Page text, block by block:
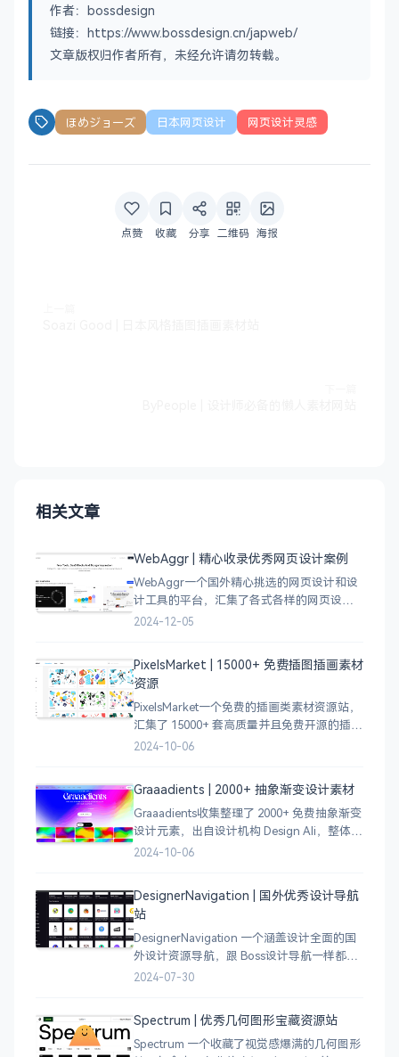
作者：bossdesign
链接：https://www.bossdesign.cn/japweb/
文章版权归作者所有，未经允许请勿转载。
ほめジョーズ 日本网页设计 网页设计灵感
点赞 收藏 分享 二维码 海报
相关文章
WebAggr | 精心收录优秀网页设计案例
WebAggr一个国外精心挑选的网页设计和设
计工具的平台，汇集了各式各样的网页设计
案例，涵盖个人博客、时尚、设计、机构、
计，应
2024-12-05
PixelsMarket | 15000+ 免费插图插画素材
资源
PixelsMarket一个免费的插画类素材资源站，
汇集了 15000+ 套高质量并且免费开源的插图
插画和图标资源。
2024-10-06
Graaadients | 2000+ 抽象渐变设计素材
Graaadients收集整理了 2000+ 免费抽象渐变
设计元素，出自设计机构 Design Ali，整体渐
变色比较鲜艳，更像是 AI 生成的元素，需要
2024-10-06
DesignerNavigation | 国外优秀设计导航
站
DesignerNavigation 一个涵盖设计全面的国
外设计资源导航，跟 Boss设计导航一样都是
分门别类的划分设计灵感、资讯、UI 资源、
2024-07-30
Spectrum | 优秀几何图形宝藏资源站
Spectrum 一个收藏了视觉感爆满的几何图形